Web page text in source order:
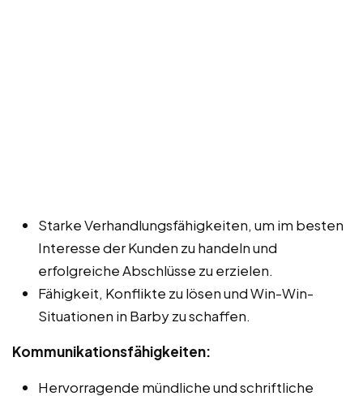
Starke Verhandlungsfähigkeiten, um im besten
Interesse der Kunden zu handeln und
erfolgreiche Abschlüsse zu erzielen.
Fähigkeit, Konflikte zu lösen und Win-Win-
Situationen in Barby zu schaffen.
Kommunikationsfähigkeiten:
Hervorragende mündliche und schriftliche